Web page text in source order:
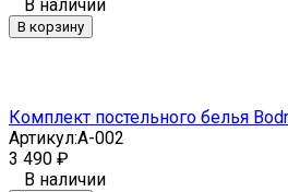
В наличии
В корзину
Комплект постельного белья
Артикул:A-002
3 490 ₽
В наличии